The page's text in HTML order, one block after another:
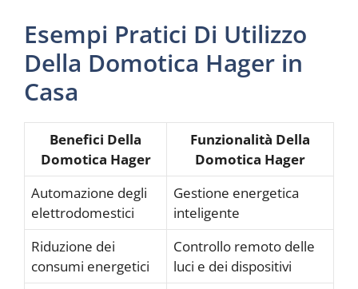
Esempi Pratici Di Utilizzo
Della Domotica Hager in
Casa
Benefici Della
Domotica Hager
Funzionalità Della
Domotica Hager
Automazione degli
elettrodomestici
Gestione energetica
inteligente
Riduzione dei
consumi energetici
Controllo remoto delle
luci e dei dispositivi